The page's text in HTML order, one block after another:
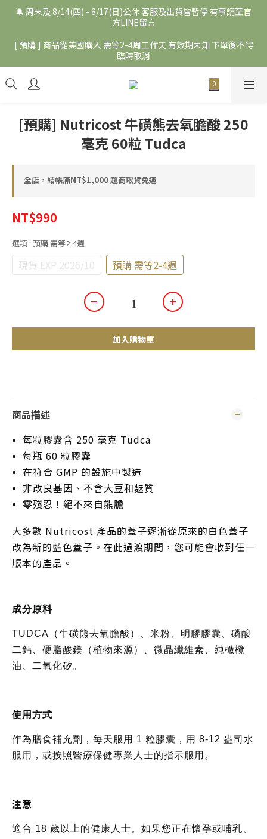
🔕 周末及 8/14(四) - 8/17(日)公休 客服及出貨皆暫停 有事請至官
方LINE留言
[ 預購 ] 商品從美國購入 需等2-4周工作天 有效期未知 下單後不得
臨時取消
[預購] Nutricost 牛磺熊去氧膽酸 250
毫克 60粒 Tudca
全店，結帳滿NT$1,000 超商取貨免運
NT$990
選項 : 預購 需等2-4週
現貨 EXP 2026/10 預購 需等2-4週
加入購物車
商品描述
每粒膠囊含 250 毫克 Tudca
每瓶 60 粒膠囊
在符合 GMP 的設施中製造
非改良基因、不含大豆和麩質
零殘忍！絕不來自熊膽
大多數 Nutricost 產品的蓋子逐漸從原來的白色蓋子
改為新的藍色蓋子。在此過渡期間，您可能會收到任一
版本的產品。
成分原料
TUDCA（牛磺熊去氧膽酸）、米粉、明膠膠囊、磷酸
二鈣、硬脂酸鎂（植物來源）、微晶纖維素、純橄欖
油、二氧化矽。
使用方式
作為膳食補充劑，每天服用 1 粒膠囊，用 8-12 盎司水
服用，或按照醫療保健專業人士的指示服用。
注意
適合 18 歲以上的健康人士。如果您正在懷孕或哺乳、